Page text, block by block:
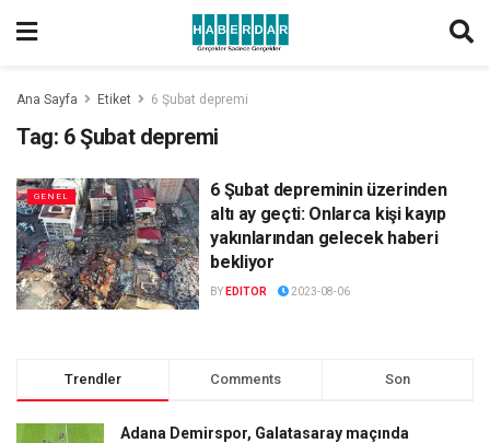
Ana Sayfa Etiket 6 Şubat depremi
Tag: 6 Şubat depremi
GENEL
6 Şubat depreminin üzerinden
altı ay geçti: Onlarca kişi kayıp
yakınlarından gelecek haberi
bekliyor
BY EDITOR 2023-08-06
Trendler Comments Son
Adana Demirspor, Galatasaray maçında